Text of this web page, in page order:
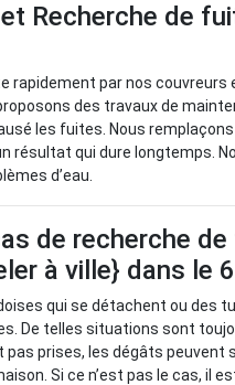
Recherche de
par nos couvreurs
des travaux de
les fuites. Nous
qui dure longtemps.
d’eau.
de recherche
à ville} dans le
qui se détachent ou des
De telles situations sont
pas prises, les dégâts peuvent
Si ce n’est pas le cas, il